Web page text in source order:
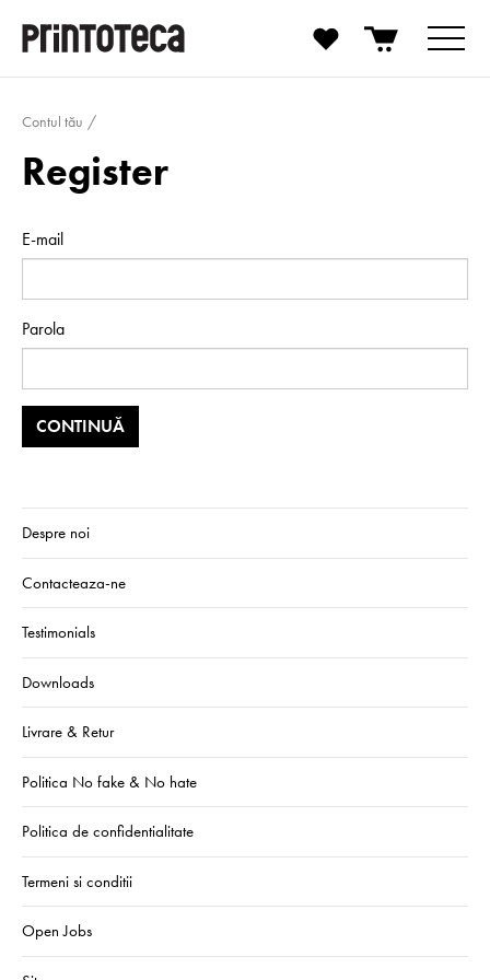
Contul tău
Register
E-mail
Parola
Despre noi
Contacteaza-ne
Testimonials
Downloads
Livrare & Retur
Politica No fake & No hate
Politica de confidentialitate
Termeni si conditii
Open Jobs